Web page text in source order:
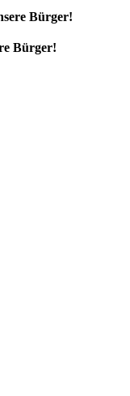
Bürger!
Bürger!